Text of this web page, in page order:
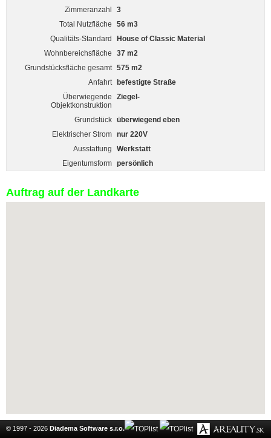
Zimmeranzahl
3
Total Nutzfläche
56 m3
Qualitäts-Standard
House of Classic Material
Wohnbereichsfläche
37 m2
Grundstücksfläche gesamt 575 m2
Anfahrt
befestigte Straße
Überwiegende
Objektkonstruktion
Ziegel-
Grundstück überwiegend eben
Elektrischer Strom nur 220V
Ausstattung
Werkstatt
Eigentumsform persönlich
Auftrag auf der Landkarte
© 1997 - 2026 Diadema Software s.r.o.